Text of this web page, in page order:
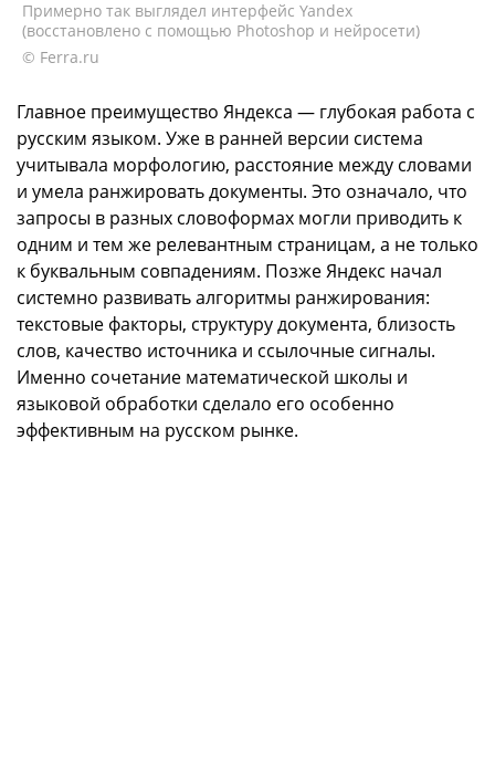
Примерно так выглядел интерфейс Yandex
(восстановлено с помощью Photoshop и нейросети)
© Ferra.ru
Главное преимущество Яндекса — глубокая работа с
русским языком. Уже в ранней версии система
учитывала морфологию, расстояние между словами
и умела ранжировать документы. Это означало, что
запросы в разных словоформах могли приводить к
одним и тем же релевантным страницам, а не только
к буквальным совпадениям. Позже Яндекс начал
системно развивать алгоритмы ранжирования:
текстовые факторы, структуру документа, близость
слов, качество источника и ссылочные сигналы.
Именно сочетание математической школы и
языковой обработки сделало его особенно
эффективным на русском рынке.